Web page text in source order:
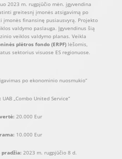
2023 m. rugpjūčio mėn. įgyvendina
greitesnį įmonės atsigavimą po
finansinę pusiausvyrą. Projekto
valdymo paslauga. Įgyvendinus šią
veiklos valdymo planas. Veikla
plėtros fondo (ERPF) lėšomis,
sektorius visuose ES regionuose.
po ekonominio nuosmukio“
UAB „Combo United Service“
20.000 Eur
10.000 Eur
2023 m. rugpjūčio 8 d.